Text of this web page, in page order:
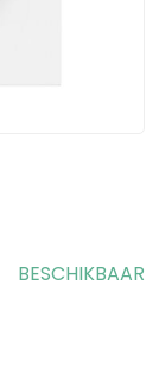
BESCHIKBAAR